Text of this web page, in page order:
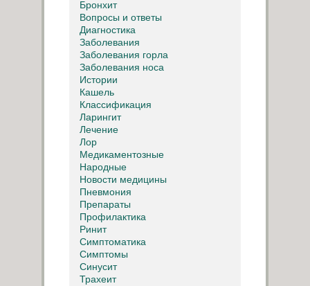
Бронхит
Вопросы и ответы
Диагностика
Заболевания
Заболевания горла
Заболевания носа
Истории
Кашель
Классификация
Ларингит
Лечение
Лор
Медикаментозные
Народные
Новости медицины
Пневмония
Препараты
Профилактика
Ринит
Симптоматика
Симптомы
Синусит
Трахеит